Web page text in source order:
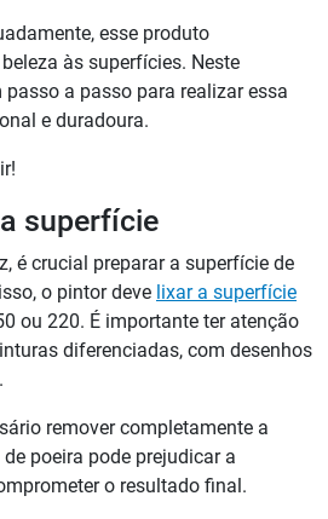
esse produto
às superfícies. Neste
a passo para realizar essa
e duradoura.
superfície
é crucial preparar a superfície de
o pintor deve lixar a superfície
ou 220. É importante ter atenção
diferenciadas, com desenhos
.
remover completamente a
poeira pode prejudicar a
o resultado final.